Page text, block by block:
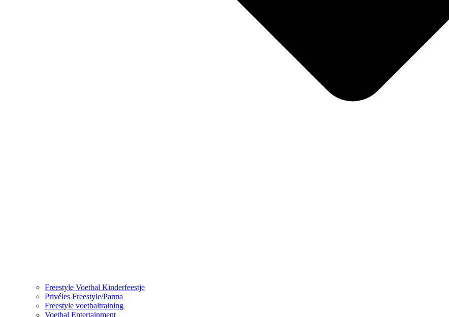
Freestyle Voetbal Kinderfeestje
Privéles Freestyle/Panna
Freestyle voetbaltraining
Voetbal Entertainment